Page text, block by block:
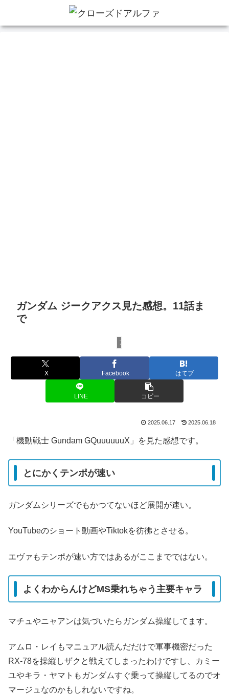
ガンダム ジークアクス見た感想。11話ま
で
アニメ批評
X Facebook はてブ
LINE コピー
2025.06.17 2025.06.18
「機動戦士 Gundam GQuuuuuuX」を見た感想です。
とにかくテンポが速い
ガンダムシリーズでもかつてないほど展開が速い。
YouTubeのショート動画やTiktokを彷彿とさせる。
エヴァもテンポが速い方ではあるがここまでではない。
よくわからんけどMS乗れちゃう主要キャラ
マチュやニャアンは気づいたらガンダム操縦してます。
アムロ・レイもマニュアル読んだだけで軍事機密だった
RX-78を操縦しザクと戦えてしまったわけですし、カミー
ユやキラ・ヤマトもガンダムすぐ乗って操縦してるのでオ
マージュなのかもしれないですね。